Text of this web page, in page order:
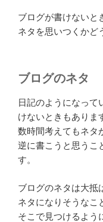
ブログが書けないと
ネタを思いつくかど
ブログのネタ
日記のようになって
けないときもありま
数時間考えてもネタ
逆に書こうと思うこ
す。
ブログのネタは大抵
ネタになりそうなこ
そこで見つけるよう